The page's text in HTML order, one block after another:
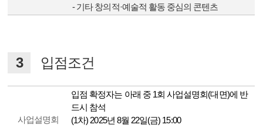
- 기타 창의적·예술적 활동 중심의 콘텐츠
3 입점조건
사업설명회
입점 확정자는 아래 중 1회 사업설명회(대면)에 반
드시 참석
(1차) 2025년 8월 22일(금) 15:00